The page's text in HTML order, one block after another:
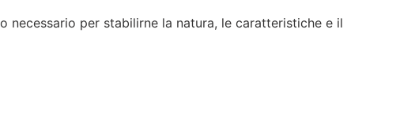
necessario per stabilirne la natura, le caratteristiche e il